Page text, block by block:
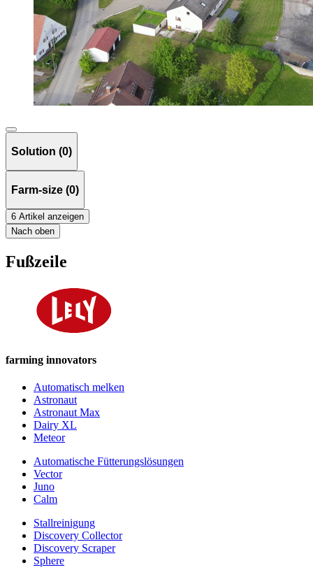
Solution (0)
Farm-size (0)
6 Artikel anzeigen
Nach oben
Fußzeile
farming innovators
Automatisch melken
Astronaut
Astronaut Max
Dairy XL
Meteor
Automatische Fütterungslösungen
Vector
Juno
Calm
Stallreinigung
Discovery Collector
Discovery Scraper
Sphere